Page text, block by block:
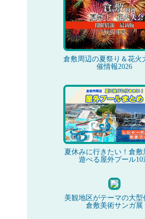
倉敷周辺の夏祭り＆花火
催情報2026
夏休みに行きたい！倉敷
遊べる屋外プール10
美観地区がテーマの大型
倉敷美術サンガ展